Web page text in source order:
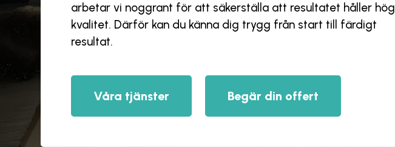
arbetar vi noggrant för att säkerställa att resultatet håller hög
kvalitet. Därför kan du känna dig trygg från start till färdigt
resultat.
Våra tjänster Begär din offert